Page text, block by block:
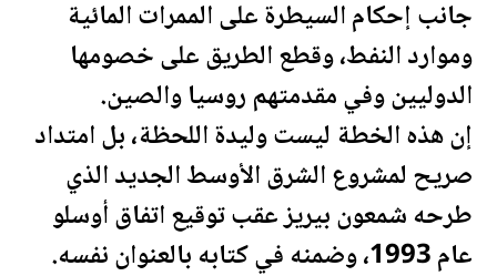
جانب إحكام السيطرة على الممرات المائية
ومواردالنفط، وقطع الطريق على خصومها
الدوليين وفي مقدمتهم روسيا والصين.
إن هذه الخطة ليست وليدة اللحظة، بل امتداد
صريح لمشروع الشرق الأوسط الجديد الذي
طرحه شمعون بيريز عقب توقيع اتفاق أوسلو
عام 1993، وضمنه في كتابه بالعنوان نفسه.